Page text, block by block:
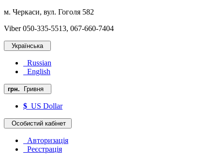
м. Черкаси, вул. Гоголя 582
Viber 050-335-5513, 067-660-7404
Українська
Russian
English
грн. Гривня
$ US Dollar
Особистий кабінет
Авторизація
Реєстрація